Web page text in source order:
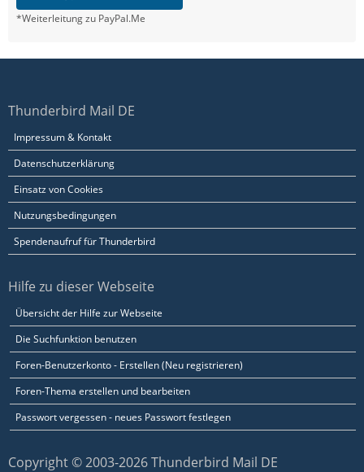
*Weiterleitung zu PayPal.Me
Thunderbird Mail DE
Impressum & Kontakt
Datenschutzerklärung
Einsatz von Cookies
Nutzungsbedingungen
Spendenaufruf für Thunderbird
Hilfe zu dieser Webseite
Übersicht der Hilfe zur Webseite
Die Suchfunktion benutzen
Foren-Benutzerkonto - Erstellen (Neu registrieren)
Foren-Thema erstellen und bearbeiten
Passwort vergessen - neues Passwort festlegen
Copyright © 2003-2026 Thunderbird Mail DE